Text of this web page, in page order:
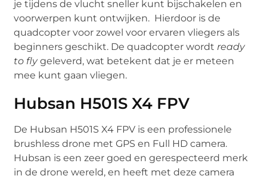
je tijdens de vlucht sneller kunt bijschakelen en
voorwerpen kunt ontwijken. Hierdoor is de
quadcopter voor zowel voor ervaren vliegers als
beginners geschikt. De quadcopter wordtready
to flygeleverd, wat betekent dat je er meteen
mee kunt gaan vliegen.
Hubsan H501S X4 FPV
De Hubsan H501S X4 FPV is een professionele
brushless drone met GPS en Full HD camera.
Hubsan is een zeer goed en gerespecteerd merk
in de drone wereld, en heeft met deze camera